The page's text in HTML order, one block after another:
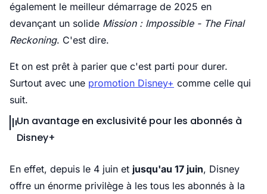
également le meilleur démarrage de 2025 en
devançant un solide Mission : Impossible - The Final
Reckoning. C'est dire.
Et on est prêt à parier que c'est parti pour durer.
Surtout avec une promotion Disney+ comme celle qui
suit.
Un avantage en exclusivité pour les abonnés à
Disney+
En effet, depuis le 4 juin et jusqu'au 17 juin, Disney
offre un énorme privilège à les tous les abonnés à la